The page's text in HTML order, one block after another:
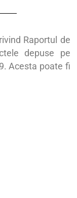
Raportul de
depuse pe
Acesta poate fi